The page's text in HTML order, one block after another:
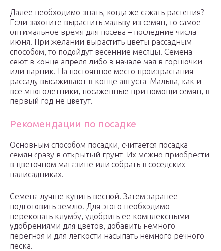
Далее необходимо знать, когда же сажать растения?
Если захотите вырастить мальву из семян, то самое
оптимальное время для посева – последние числа
июня. При желании вырастить цветы рассадным
способом, то подойдут весенние месяцы. Семена
сеют в конце апреля либо в начале мая в горшочки
или парник. На постоянное место произрастания
рассаду высаживают в конце августа. Мальва, как и
все многолетники, посаженные при помощи семян, в
первый год не цветут.
Рекомендации по посадке
Основным способом посадки, считается посадка
семян сразу в открытый грунт. Их можно приобрести
в цветочном магазине или собрать в соседских
палисадниках.
Семена лучше купить весной. Затем заранее
подготовить землю. Для этого необходимо
перекопать клумбу, удобрить ее комплексными
удобрениями для цветов, добавить немного
перегноя и для легкости насыпать немного речного
песка.